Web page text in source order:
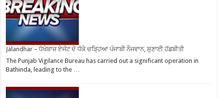
Jalandhar – ਧੋਖੇਬਾਜ਼ ਏਜੰਟ ਦੇ ਧੱਕੇ ਚੜ੍ਹਿਆ ਪੰਜਾਬੀ ਨੌਜਵਾਨ, ਸੁਣਾਈ ਹੱਡਬੀਤੀ
The Punjab Vigilance Bureau has carried out a significant operation in
Bathinda, leading to the …